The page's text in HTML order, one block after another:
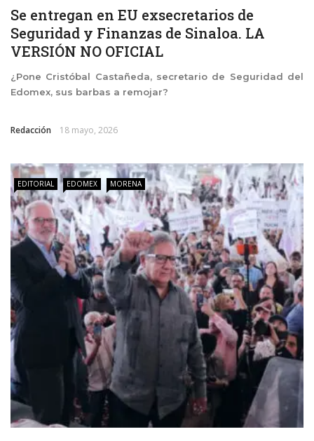
Se entregan en EU exsecretarios de
Seguridad y Finanzas de Sinaloa. LA
VERSIÓN NO OFICIAL
¿Pone Cristóbal Castañeda, secretario de Seguridad del
Edomex, sus barbas a remojar?
Redacción 18 mayo, 2026
EDITORIAL EDOMEX MORENA